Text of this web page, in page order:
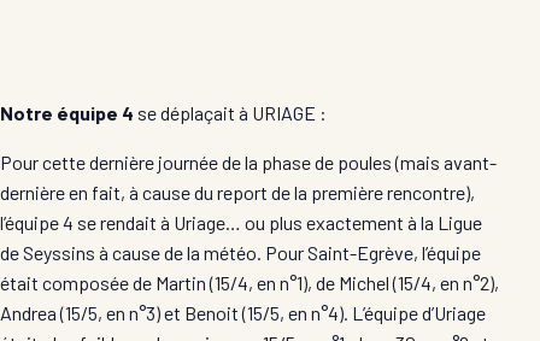
Notre équipe 4 se déplaçait à URIAGE :
Pour cette dernière journée de la phase de poules (mais avant-
dernière en fait, à cause du report de la première rencontre),
l’équipe 4 se rendait à Uriage… ou plus exactement à la Ligue
de Seyssins à cause de la météo. Pour Saint-Egrève, l’équipe
était composée de Martin (15/4, en n°1), de Michel (15/4, en n°2),
Andrea (15/5, en n°3) et Benoit (15/5, en n°4). L’équipe d’Uriage